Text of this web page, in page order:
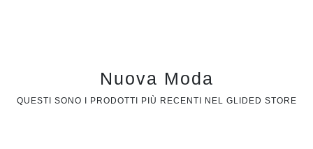
Nuova Moda
QUESTI SONO I PRODOTTI PIÙ RECENTI NEL GLIDED STORE